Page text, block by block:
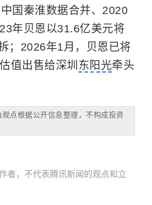
国秦淮数据合并、2020
年贝恩以31.6亿美元将
；2026年1月，贝恩已将
值出售给深圳 东阳光牵头
点根据公开信息整理，不构成投资
者，不代表腾讯新闻的观点和立